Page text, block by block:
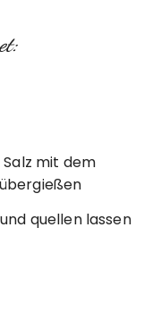
mit dem
quellen lassen